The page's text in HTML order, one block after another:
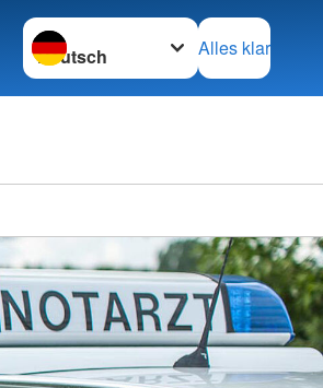
Sprache wechseln zu
Alles klar